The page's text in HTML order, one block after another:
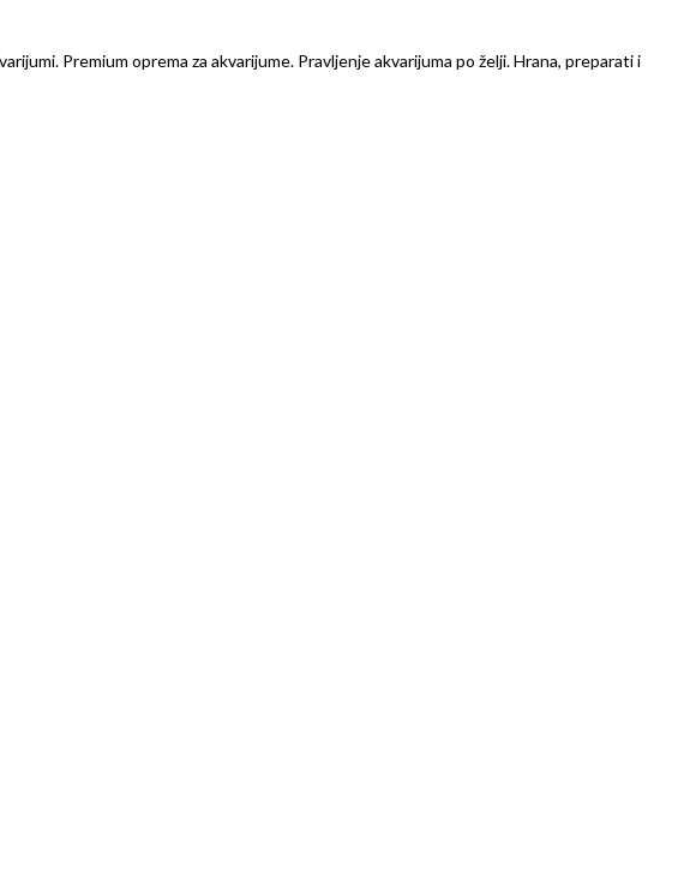
Premium oprema za akvarijume. Pravljenje akvarijuma po želji. Hrana, preparati i